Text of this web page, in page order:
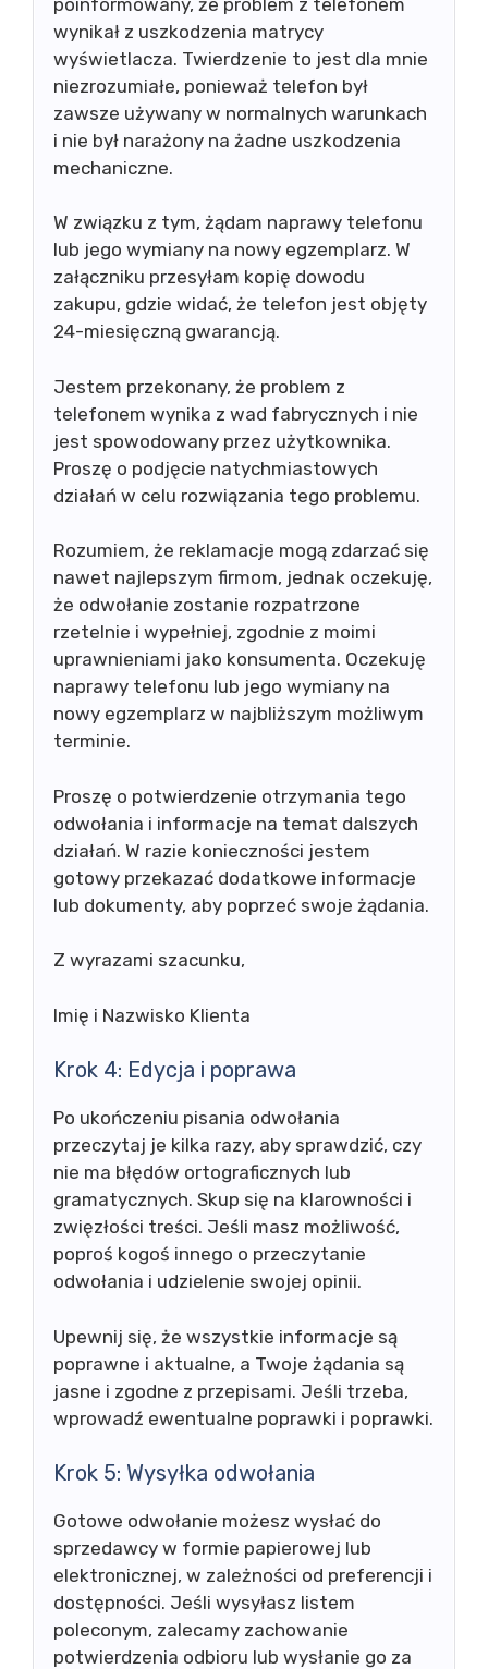
wynikał z uszkodzenia matrycy
wyświetlacza. Twierdzenie to jest dla mnie
niezrozumiałe, ponieważ telefon był
zawsze używany w normalnych warunkach
i nie był narażony na żadne uszkodzenia
mechaniczne.
W związku z tym, żądam naprawy telefonu
lub jego wymiany na nowy egzemplarz. W
załączniku przesyłam kopię dowodu
zakupu, gdzie widać, że telefon jest objęty
24-miesięczną gwarancją.
Jestem przekonany, że problem z
telefonem wynika z wad fabrycznych i nie
jest spowodowany przez użytkownika.
Proszę o podjęcie natychmiastowych
działań w celu rozwiązania tego problemu.
Rozumiem, że reklamacje mogą zdarzać się
nawet najlepszym firmom, jednak oczekuję,
że odwołanie zostanie rozpatrzone
rzetelnie i wypełniej, zgodnie z moimi
uprawnieniami jako konsumenta. Oczekuję
naprawy telefonu lub jego wymiany na
nowy egzemplarz w najbliższym możliwym
terminie.
Proszę o potwierdzenie otrzymania tego
odwołania i informacje na temat dalszych
działań. W razie konieczności jestem
gotowy przekazać dodatkowe informacje
lub dokumenty, aby poprzeć swoje żądania.
Z wyrazami szacunku,
Imię i Nazwisko Klienta
Krok 4: Edycja i poprawa
Po ukończeniu pisania odwołania
przeczytaj je kilka razy, aby sprawdzić, czy
nie ma błędów ortograficznych lub
gramatycznych. Skup się na klarowności i
zwięzłości treści. Jeśli masz możliwość,
poproś kogoś innego o przeczytanie
odwołania i udzielenie swojej opinii.
Upewnij się, że wszystkie informacje są
poprawne i aktualne, a Twoje żądania są
jasne i zgodne z przepisami. Jeśli trzeba,
wprowadź ewentualne poprawki i poprawki.
Krok 5: Wysyłka odwołania
Gotowe odwołanie możesz wysłać do
sprzedawcy w formie papierowej lub
elektronicznej, w zależności od preferencji i
dostępności. Jeśli wysyłasz listem
poleconym, zalecamy zachowanie
potwierdzenia odbioru lub wysłanie go za